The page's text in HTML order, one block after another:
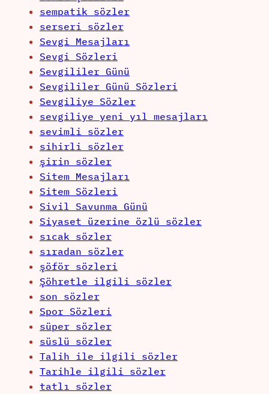
sempatik sözler
serseri sözler
Sevgi Mesajları
Sevgi Sözleri
Sevgililer Günü
Sevgililer Günü Sözleri
Sevgiliye Sözler
sevgiliye yeni yıl mesajları
sevimli sözler
sihirli sözler
şirin sözler
Sitem Mesajları
Sitem Sözleri
Sivil Savunma Günü
Siyaset üzerine özlü sözler
sıcak sözler
sıradan sözler
şöför sözleri
Şöhretle ilgili sözler
son sözler
Spor Sözleri
süper sözler
süslü sözler
Talih ile ilgili sözler
Tarihle ilgili sözler
tatlı sözler